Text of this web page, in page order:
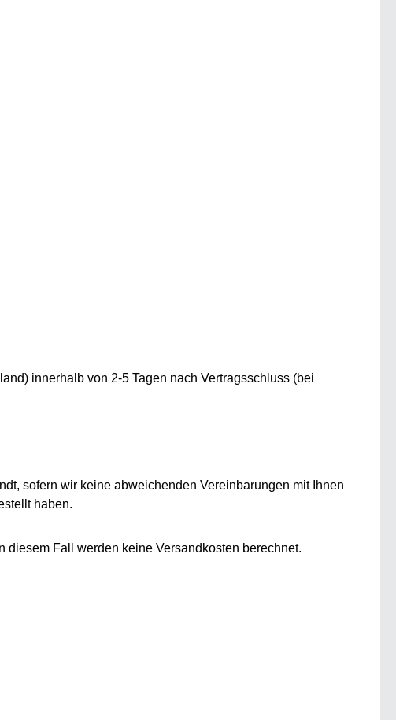
innerhalb von 2-5 Tagen nach Vertragsschluss (bei
sofern wir keine abweichenden Vereinbarungen mit Ihnen
haben.
Fall werden keine Versandkosten berechnet.